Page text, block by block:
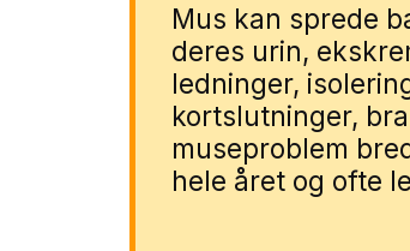
Mus kan sprede
deres urin,
ledninger,
kortslutninger,
museproblem
hele året og ofte